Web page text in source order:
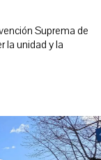
Suprema de
la unidad y la